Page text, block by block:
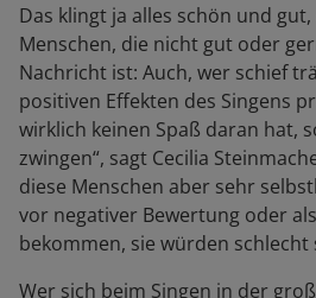
Das klingt ja alles schön und
Menschen, die nicht gut oder
Nachricht ist: Auch, wer schief
positiven Effekten des Singens
wirklich keinen Spaß daran hat,
zwingen“, sagt Cecilia
diese Menschen aber sehr
vor negativer Bewertung oder
bekommen, sie würden schlecht
Wer sich beim Singen in der